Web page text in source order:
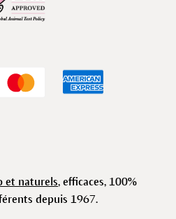
et naturels, efficaces, 100%
depuis 1967.